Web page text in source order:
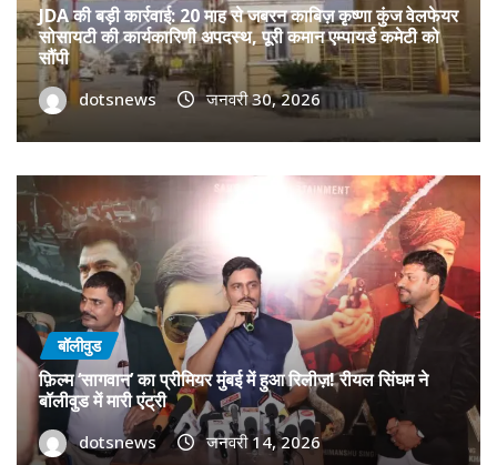
JDA की बड़ी कार्रवाई: 20 माह से जबरन काबिज़ कृष्णा कुंज वेलफेयर
सोसायटी की कार्यकारिणी अपदस्थ, पूरी कमान एम्पायर्ड कमेटी को
सौंपी
dotsnews जनवरी 30, 2026
बॉलीवुड
फ़िल्म ‘सागवान’ का प्रीमियर मुंबई में हुआ रिलीज़! रीयल सिंघम ने
बॉलीवुड में मारी एंट्री
dotsnews जनवरी 14, 2026